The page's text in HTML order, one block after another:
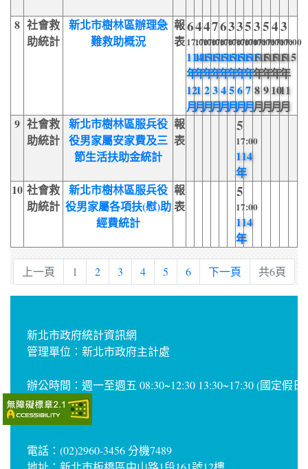
8 社會救
助統計
新北市樹林區辦理急
難救助概況
報
表
6
17:00
114
年
12
月
4
17:00
115
年
1
月
4
17:00
115
年
2
月
7
17:00
115
年
3
月
6
17:00
115
年
4
月
3
17:00
115
年
5
月
3
17:00
115
年
6
月
5
17:00
115
年
7
月
3
17:00
115
年
8
月
5
17:00
115
年
9
月
4
17:00
115
年
10
月
3
17:00
115
年
11
月
9 社會救
助統計
新北市樹林區服兵役
役男家屬安家費及三
節生活扶助金統計
報
表
5
17:00
114
年
10 社會救
助統計
新北市樹林區服兵役
役男家屬各項扶(慰)助
經費統計
報
表
5
17:00
114
年
上一頁 1 2 3 4 5 6 下一頁 共6頁
新北市政府統計資訊網
管理單位：新北市政府主計處
辦公時間：週一至週五 08:30~12:30 13:30~17:30 (國定假日
電話：(02)2960-3456 分機7489